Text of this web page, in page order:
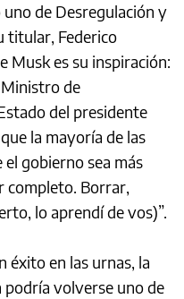
de Desregulación y
titular, Federico
Musk es su inspiración:
de
del presidente
la mayoría de las
gobierno sea más
completo. Borrar,
lo aprendí de vos)”.
éxito en las urnas, la
podría volverse uno de